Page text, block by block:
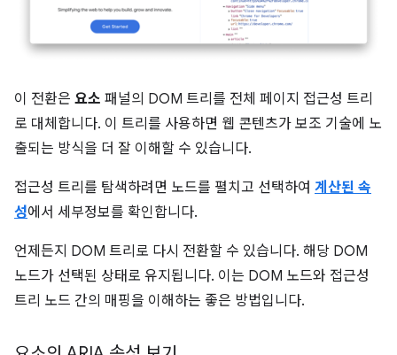
이 전환은 요소 패널의 DOM 트리를 전체 페이지 접근성 트리
로 대체합니다. 이 트리를 사용하면 웹 콘텐츠가 보조 기술에 노
출되는 방식을 더 잘 이해할 수 있습니다.
접근성 트리를 탐색하려면 노드를 펼치고 선택하여 계산된 속
성에서 세부정보를 확인합니다.
언제든지 DOM 트리로 다시 전환할 수 있습니다. 해당 DOM
노드가 선택된 상태로 유지됩니다. 이는 DOM 노드와 접근성
트리 노드 간의 매핑을 이해하는 좋은 방법입니다.